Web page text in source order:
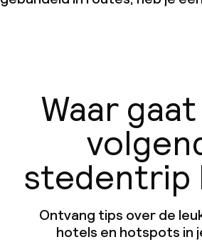
Waar
stedentrip
Ontvang tips over de
hotels en hotspots in